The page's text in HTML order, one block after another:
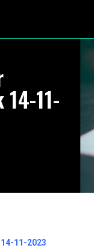
11-
11-2023